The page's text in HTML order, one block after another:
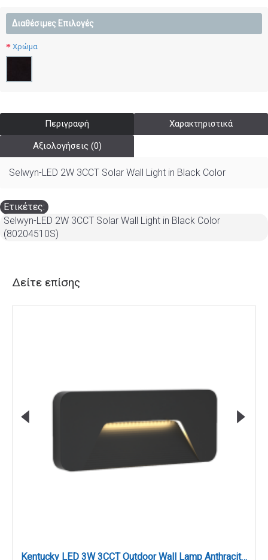
Διαθέσιμες Επιλογές
Χρώμα
Περιγραφή Χαρακτηριστικά
Αξιολογήσεις (0)
Selwyn-LED 2W 3CCT Solar Wall Light in Black Color
Ετικέτες:
Selwyn-LED 2W 3CCT Solar Wall Light in Black Color
(80204510S)
Δείτε επίσης
Kentucky LED 3W 3CCT Outdoor Wall Lamp Anthracite D:22cmx8cm (80202040)